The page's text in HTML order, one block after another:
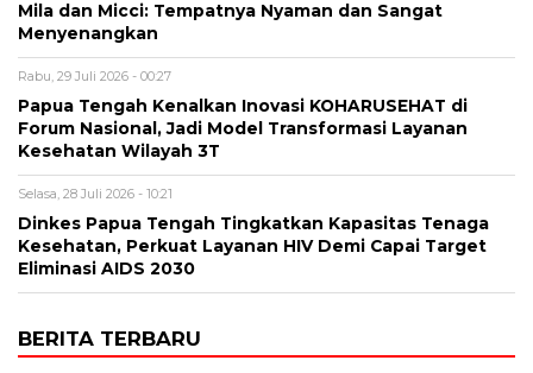
Mila dan Micci: Tempatnya Nyaman dan Sangat
Menyenangkan
Rabu, 29 Juli 2026 - 00:27
Papua Tengah Kenalkan Inovasi KOHARUSEHAT di
Forum Nasional, Jadi Model Transformasi Layanan
Kesehatan Wilayah 3T
Selasa, 28 Juli 2026 - 10:21
Dinkes Papua Tengah Tingkatkan Kapasitas Tenaga
Kesehatan, Perkuat Layanan HIV Demi Capai Target
Eliminasi AIDS 2030
BERITA TERBARU